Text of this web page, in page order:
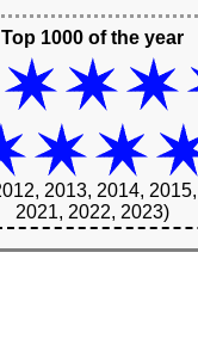
Top 1000 of the year
2013, 2014,
2021, 2022, 2023)